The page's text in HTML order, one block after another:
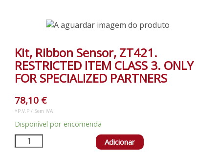
Kit, Ribbon Sensor, ZT421.
RESTRICTED ITEM CLASS 3. ONLY
FOR SPECIALIZED PARTNERS
78,10 €
*P.V.P / Sem IVA
Disponível por encomenda
Adicionar